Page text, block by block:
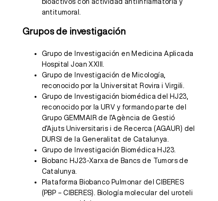
bioactivos con actividad antiinflamatoria y
antitumoral.
Grupos de investigación
Grupo de Investigación en Medicina Aplicada
Hospital Joan XXIII.
Grupo de Investigación de Micología,
reconocido por la Universitat Rovira i Virgili.
Grupo de Investigación biomédica del HJ23,
reconocido por la URV y formando parte del
Grupo GEMMAIR de l’Agència de Gestió
d’Ajuts Universitaris i de Recerca (AGAUR) del
DURSI de la Generalitat de Catalunya.
Grupo de Investigación Biomédica HJ23.
Biobanc HJ23-Xarxa de Bancs de Tumors de
Catalunya.
Plataforma Biobanco Pulmonar del CIBERES
(PBP – CIBERES). Biología molecular del uroteli